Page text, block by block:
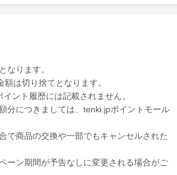
なります。
は切り捨てとなります。
ント履歴には記載されません。
分につきましては、tenki.jpポイントモール
で商品の交換や一部でもキャンセルされた
ーン期間が予告なしに変更される場合がご